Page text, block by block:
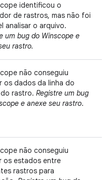
identificou o
de rastros, mas não foi
analisar o arquivo.
um bug do Winscope e
rastro.
não conseguiu
os dados da linha do
rastro. Registre um bug
e anexe seu rastro.
não conseguiu
os estados entre
rastros para